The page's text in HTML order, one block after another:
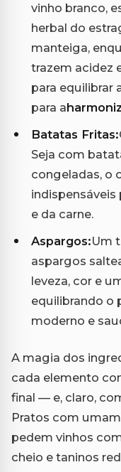
vinho branco,
herbal do
manteiga,
trazem acidez
para equilibrar
para a
Batatas Fritas:
Seja com
congeladas, o
e da carne.
Aspargos:Um
aspargos
leveza, cor e
equilibrando o
moderno e
A magia dos
cada elemento
final — e, claro,
Pratos com
pedem vinhos
cheio e taninos